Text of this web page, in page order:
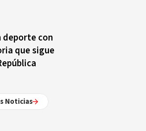
deporte con
que sigue
Noticias